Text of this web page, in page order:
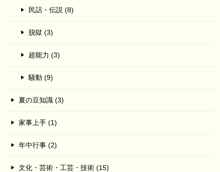
民話・伝説 (8)
脱獄 (3)
超能力 (3)
騒動 (9)
夏の豆知識 (3)
家事上手 (1)
年中行事 (2)
文化・芸術・工芸・技術 (15)